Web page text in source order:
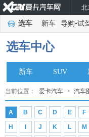
北
选车 新车 导购•试
选车中心
新车 SUV
当前位置： 爱卡汽车 > 汽车
A B C D E F
H J K L M
奥迪A8新能源
奥迪AI:me(198)
奥迪Cross(12)
奥迪PB18(23)
奥迪Q2(177)
奥迪Q3(进口)(停售)
奥迪Q4 e-tron Sportback
(23)
奥迪Q4 e-tron(进口)
奥迪Q5 hybrid(停售)
奥迪Q5(进口) (1454)